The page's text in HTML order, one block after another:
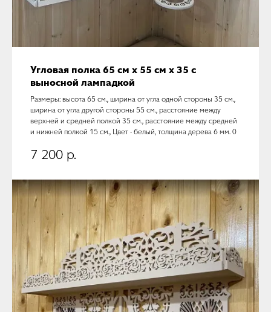
Угловая полка 65 см х 55 см х 35 с
выносной лампадкой
Размеры: высота 65 см., ширина от угла одной стороны 35 см.,
ширина от угла другой стороны 55 см., расстояние между
верхней и средней полкой 35 см., расстояние между средней
и нижней полкой 15 см., Цвет - белый, толщина дерева 6 мм. 0
7 200 р.